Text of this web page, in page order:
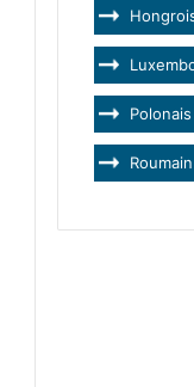
Polonais
Roumain